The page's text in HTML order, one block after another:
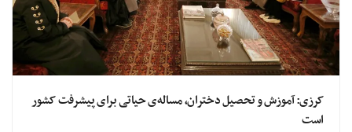
کرزی: آموزش و تحصیل دختران، مساله‌ی حیاتی برای پیشرفت کشور
است